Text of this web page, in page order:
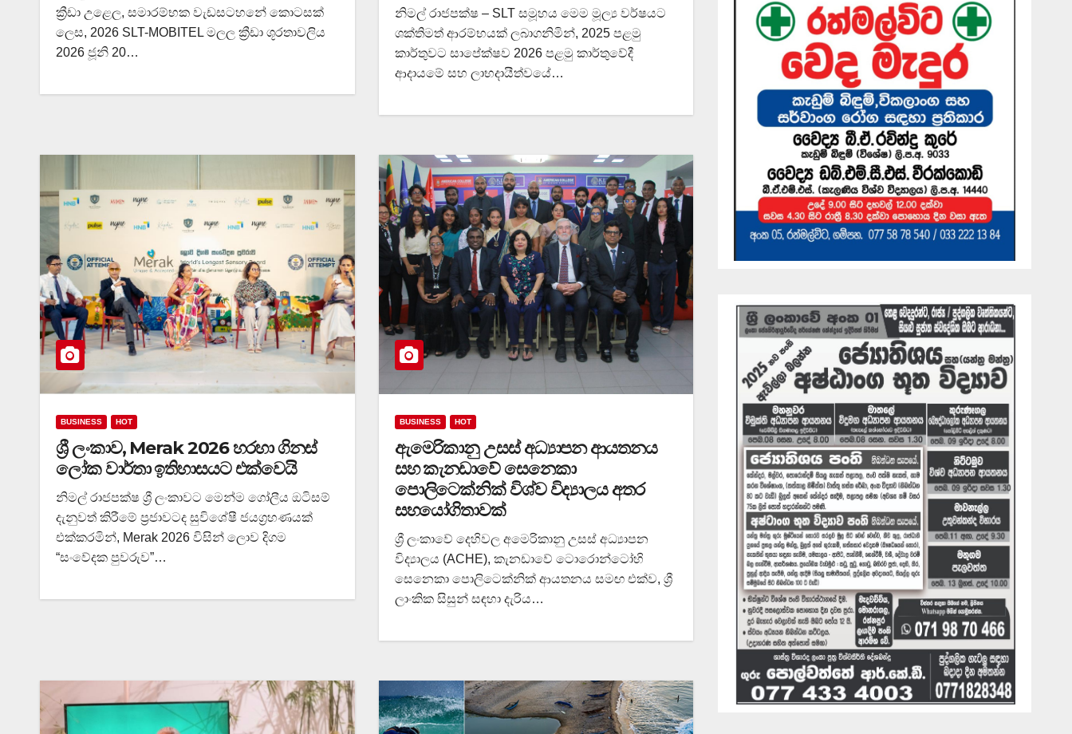
ක්‍රීඩා උළෙල, සමාරම්භක වැඩසටහනේ කොටසක්
ලෙස, 2026 SLT-MOBITEL මලල ක්‍රීඩා ශූරතාවලිය
2026 ජූනි 20…
නිමල් රාජපක්ෂ – SLT සමූහය මෙම මූල්‍ය වර්ෂයට
ශක්තිමත් ආරම්භයක් ලබාගනිමින්, 2025 පළමු
කාර්තුවට සාපේක්ෂව 2026 පළමු කාර්තුවේදී
ආදායමේ සහ ලාභදායීත්වයේ…
BUSINESS HOT
ශ්‍රී ලංකාව, Merak 2026 හරහා ගිනස්
ලෝක වාර්තා ඉතිහාසයට එක්වෙයි
නිමල් රාජපක්ෂ ශ්‍රී ලංකාවට මෙන්ම ගෝලීය ඔටිසම්
දැනුවත් කිරීමේ ප්‍රජාවටද සුවිශේෂී ජයග්‍රහණයක්
එක්කරමින්, Merak 2026 විසින් ලොව දිගම
“සංවේදක පුවරුව”…
BUSINESS HOT
ඇමෙරිකානු උසස් අධ්‍යාපන ආයතනය
සහ කැනඩාවේ සෙනෙකා
පොලිටෙක්නික් විශ්ව විද්‍යාලය අතර
සහයෝගිතාවක්
ශ්‍රී ලංකාවේ දෙහිවල අ‍මෙරිකානු උසස් අධ්‍යාපන
විද්‍යාලය (ACHE), කැනඩාවේ ටොරොන්ටෝහි
සෙනෙකා පොලිටෙක්නික් ආයතනය සමඟ එක්ව, ශ්‍රී
ලාංකික සිසුන් සඳහා දැරිය…